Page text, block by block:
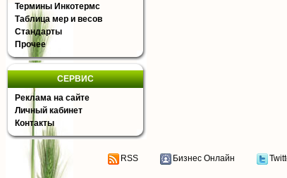
Термины Инкотермс
Таблица мер и весов
Стандарты
Прочее
СЕРВИС
Реклама на сайте
Личный кабинет
Контакты
RSS Бизнес Онлайн